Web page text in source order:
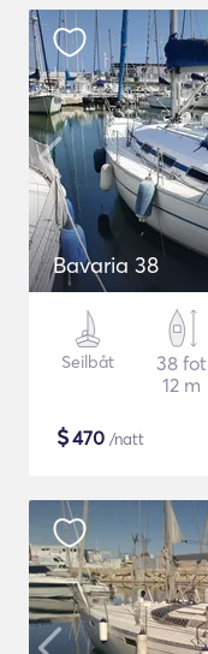
Bavaria 38
Seilbåt
38 fot
12 m
$470 /natt